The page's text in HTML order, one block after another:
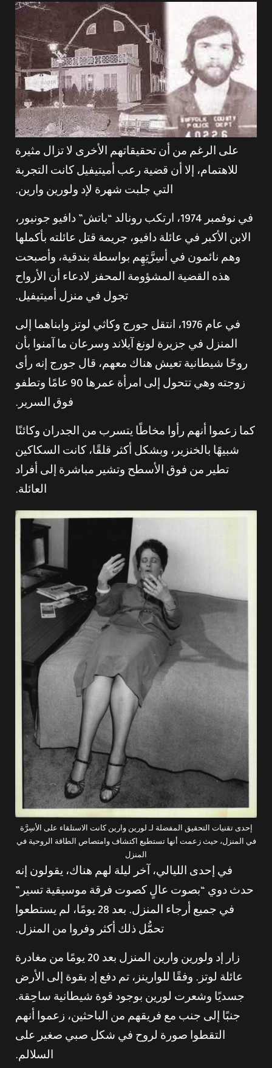
على الرغم من أن تحقيقاتهم الأخرى لا تزال مثيرة
للاهتمام، إلا أن قضية رعب أميتيفيل كانت التجربة
التي جلبت شهرة لإد ولورين وارين.
في نوفمبر 1974، ارتكب رونالد “باتش” دافيو جونيور،
الابن الأكبر في عائلة دافيو، جريمة قتل عائلته بأكملها
وهم نائمون في أسِرَّتِهِم بواسطة بندقية، وأصبحت
هذه القضية المشؤومة المحفز لادعاء أن الأرواح
تجول في منزل أميتيفيل.
في عام 1976، انتقل جورج وكاثي لوتز وابناهما إلى
المنزل في جزيرة لونغ آيلاند وسرعان ما آمنوا بأن
روحًا شيطانية تعيش هناك معهم، قال جورج إنه رأى
زوجته وهي تتحول إلى امرأة عمرها 90 عامًا وتطفو
فوق السرير.
كما زعموا أنهم رأوا مخاطًا يتسرب من الجدران وكائنًا
شبيهًا بالخنزير، وبشكل أكثر قلقًا، كانت السكاكين
تطير من فوق الأسطح وتشير مباشرة إلى أفراد
العائلة.
إحدى تقنيات التحقيق المفضلة لـ لورين وارين كانت الاستلقاء على الأسِرَّة
في المنزل، حيث زعمت أنها تستطيع اكتشاف وامتصاص الطاقة الروحية في
المنزل
في إحدى الليالي، آخر ليلة لهم هناك، يقولون إنه
حدث دوي “بصوت عالٍ كصوت فرقة موسيقية تسير”
في جميع أرجاء المنزل. بعد 28 يومًا، لم يستطعوا
تحمُّل ذلك أكثر وفروا من المنزل.
زار إد ولورين وارين المنزل بعد 20 يومًا من مغادرة
عائلة لوتز. وفقًا للوارينز، تم دفع إد بقوة إلى الأرض
جسديًا وشعرت لورين بوجود قوة شيطانية ساحِقة.
جنبًا إلى جنب مع فريقهم من الباحثين، زعموا أنهم
التقطوا صورة لروح في شكل صبي صغير على
السلالم.